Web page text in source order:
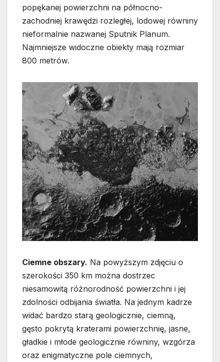
popękanej powierzchni na północno-
zachodniej krawędzi rozległej, lodowej równiny
nieformalnie nazwanej Sputnik Planum.
Najmniejsze widoczne obiekty mają rozmiar
800 metrów.
Ciemne obszary. Na powyższym zdjęciu o
szerokości 350 km można dostrzec
niesamowitą różnorodność powierzchni i jej
zdolności odbijania światła. Na jednym kadrze
widać bardzo starą geologicznie, ciemną,
gęsto pokrytą kraterami powierzchnię, jasne,
gładkie i młode geologicznie równiny, wzgórza
oraz enigmatyczne pole ciemnych,